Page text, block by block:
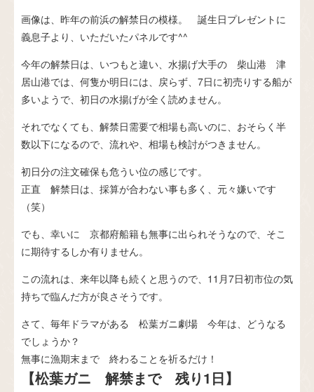
画像は、昨年の前浜の解禁日の模様。 誕生日プレゼントに
義息子より、いただいたパネルです^^
今年の解禁日は、いつもと違い、水揚げ大手の 柴山港 津
居山港では、何隻か明日には、戻らず、7日に初売りする船が
多いようで、初日の水揚げが全く読めません。
それでなくても、解禁日需要で相場も高いのに、おそらく半
数以下になるので、流れや、相場も検討がつきません。
初日分の注文確保も危うい位の感じです。
正直 解禁日は、採算が合わない事も多く、元々嫌いです
（笑）
でも、幸いに 京都府船籍も無事に出られそうなので、そこ
に期待するしか有りません。
この流れは、来年以降も続くと思うので、11月7日初市位の気
持ちで臨んだ方が良さそうです。
さて、毎年ドラマがある 松葉ガニ劇場 今年は、どうなる
でしょうか？
無事に漁期末まで 終わることを祈るだけ！
【松葉ガニ 解禁まで 残り1日】